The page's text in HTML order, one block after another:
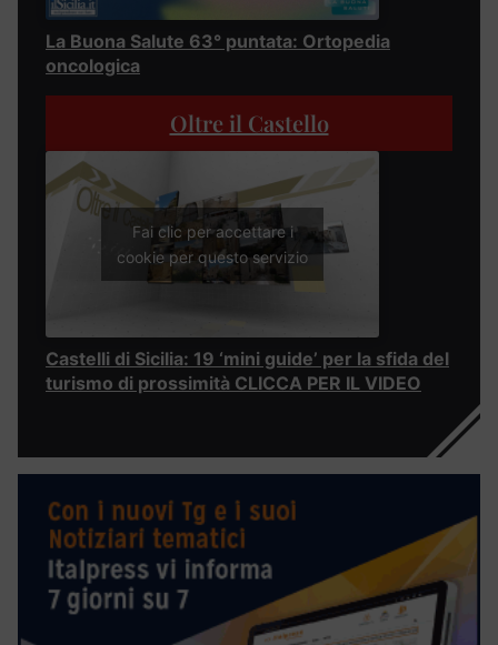
La Buona Salute 63° puntata: Ortopedia
oncologica
Oltre il Castello
Fai clic per accettare i
cookie per questo servizio
Castelli di Sicilia: 19 ‘mini guide’ per la sfida del
turismo di prossimità CLICCA PER IL VIDEO